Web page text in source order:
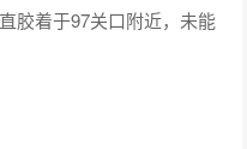
胶着于97关口附近，未能